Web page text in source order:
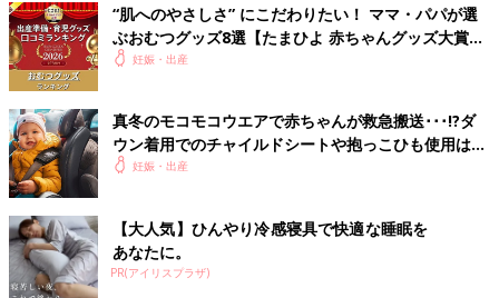
楽天市場で見る
2位 ベビービョルン ベビーキャリアシリーズ
無駄のないシンプル設計で、着脱が簡単！
ベビービョルンのベビーキャリアは、体の前側でバックルを着脱
できるのが人気。バックルをつけてから赤ちゃんを乗せ、赤ちゃ
んを支えたまま片手で固定できるので、簡単＆安全です。首すわ
り前から使えます。
“肌へのやさしさ” にこだわりたい！ ママ・パパが選
ぶおむつグッズ8選【たまひよ 赤ちゃんグッズ大賞
2026】
妊娠・出産
真冬のモコモコウエアで赤ちゃんが救急搬送･･･!?ダ
ウン着用でのチャイルドシートや抱っこひも使用は危
険【小児科医】
妊娠・出産
【大人気】ひんやり冷感寝具で快適な睡眠を
あなたに。
PR(アイリスプラザ)